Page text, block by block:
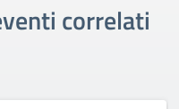
correlati